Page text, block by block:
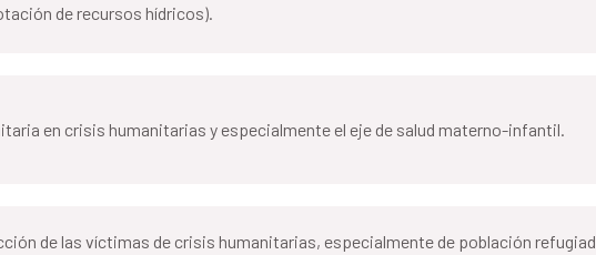
de recursos hídricos).
en crisis humanitarias y especialmente el eje de salud materno-infantil.
de las víctimas de crisis humanitarias, especialmente de población